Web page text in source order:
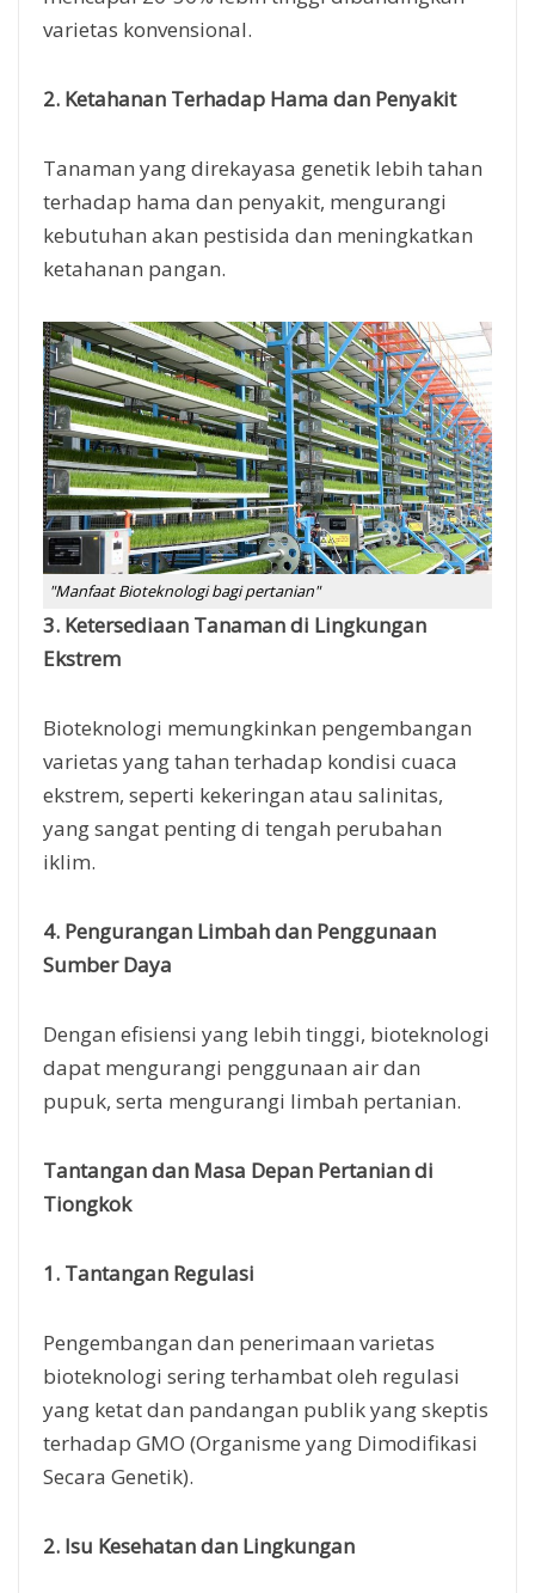
varietas konvensional.
2. Ketahanan Terhadap Hama dan Penyakit
Tanaman yang direkayasa genetik lebih tahan
terhadap hama dan penyakit, mengurangi
kebutuhan akan pestisida dan meningkatkan
ketahanan pangan.
"Manfaat Bioteknologi bagi pertanian"
3. Ketersediaan Tanaman di Lingkungan
Ekstrem
Bioteknologi memungkinkan pengembangan
varietas yang tahan terhadap kondisi cuaca
ekstrem, seperti kekeringan atau salinitas,
yang sangat penting di tengah perubahan
iklim.
4. Pengurangan Limbah dan Penggunaan
Sumber Daya
Dengan efisiensi yang lebih tinggi, bioteknologi
dapat mengurangi penggunaan air dan
pupuk, serta mengurangi limbah pertanian.
Tantangan dan Masa Depan Pertanian di
Tiongkok
1. Tantangan Regulasi
Pengembangan dan penerimaan varietas
bioteknologi sering terhambat oleh regulasi
yang ketat dan pandangan publik yang skeptis
terhadap GMO (Organisme yang Dimodifikasi
Secara Genetik).
2. Isu Kesehatan dan Lingkungan